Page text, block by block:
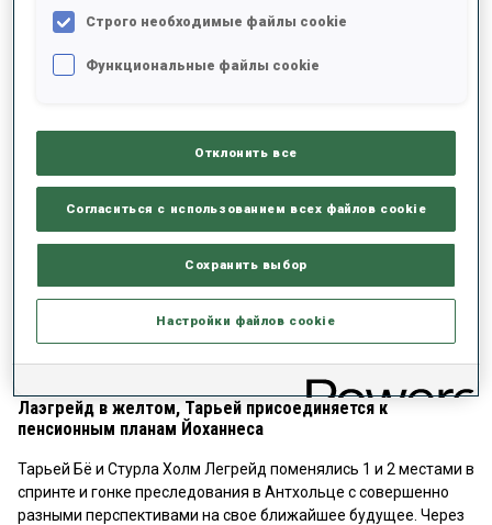
зачете.
промахнулась только по шести мишеням из 100, что
Play
Video
Лаэгрейд в желтом, Тарьей присоединяется к
пенсионным планам Йоханнеса
Тарьей Бё и Стурла Холм Легрейд поменялись 1 и 2 местами в
спринте и гонке преследования в Антхольце с совершенно
разными перспективами на свое ближайшее будущее. Через
Строго необходимые файлы cookie
Функциональные файлы cookie
Отклонить все
Согласиться с использованием всех файлов cookie
Сохранить выбор
Настройки файлов cookie